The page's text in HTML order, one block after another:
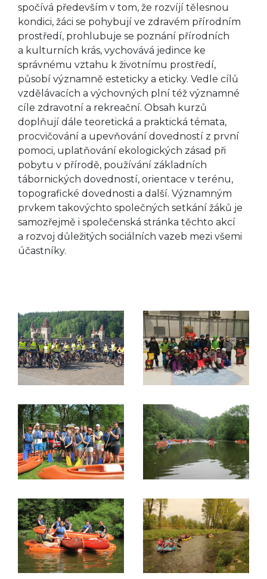
spočívá především v tom, že rozvíjí tělesnou
kondici, žáci se pohybují ve zdravém přírodním
prostředí, prohlubuje se poznání přírodních
a kulturních krás, vychovává jedince ke
správnému vztahu k životnímu prostředí,
působí významně esteticky a eticky. Vedle cílů
vzdělávacích a výchovných plní též významné
cíle zdravotní a rekreační. Obsah kurzů
doplňují dále teoretická a praktická témata,
procvičování a upevňování dovedností z první
pomoci, uplatňování ekologických zásad při
pobytu v přírodě, používání základních
tábornických dovedností, orientace v terénu,
topografické dovednosti a další. Významným
prvkem takovýchto společných setkání žáků je
samozřejmě i společenská stránka těchto akcí
a rozvoj důležitých sociálních vazeb mezi všemi
účastníky.